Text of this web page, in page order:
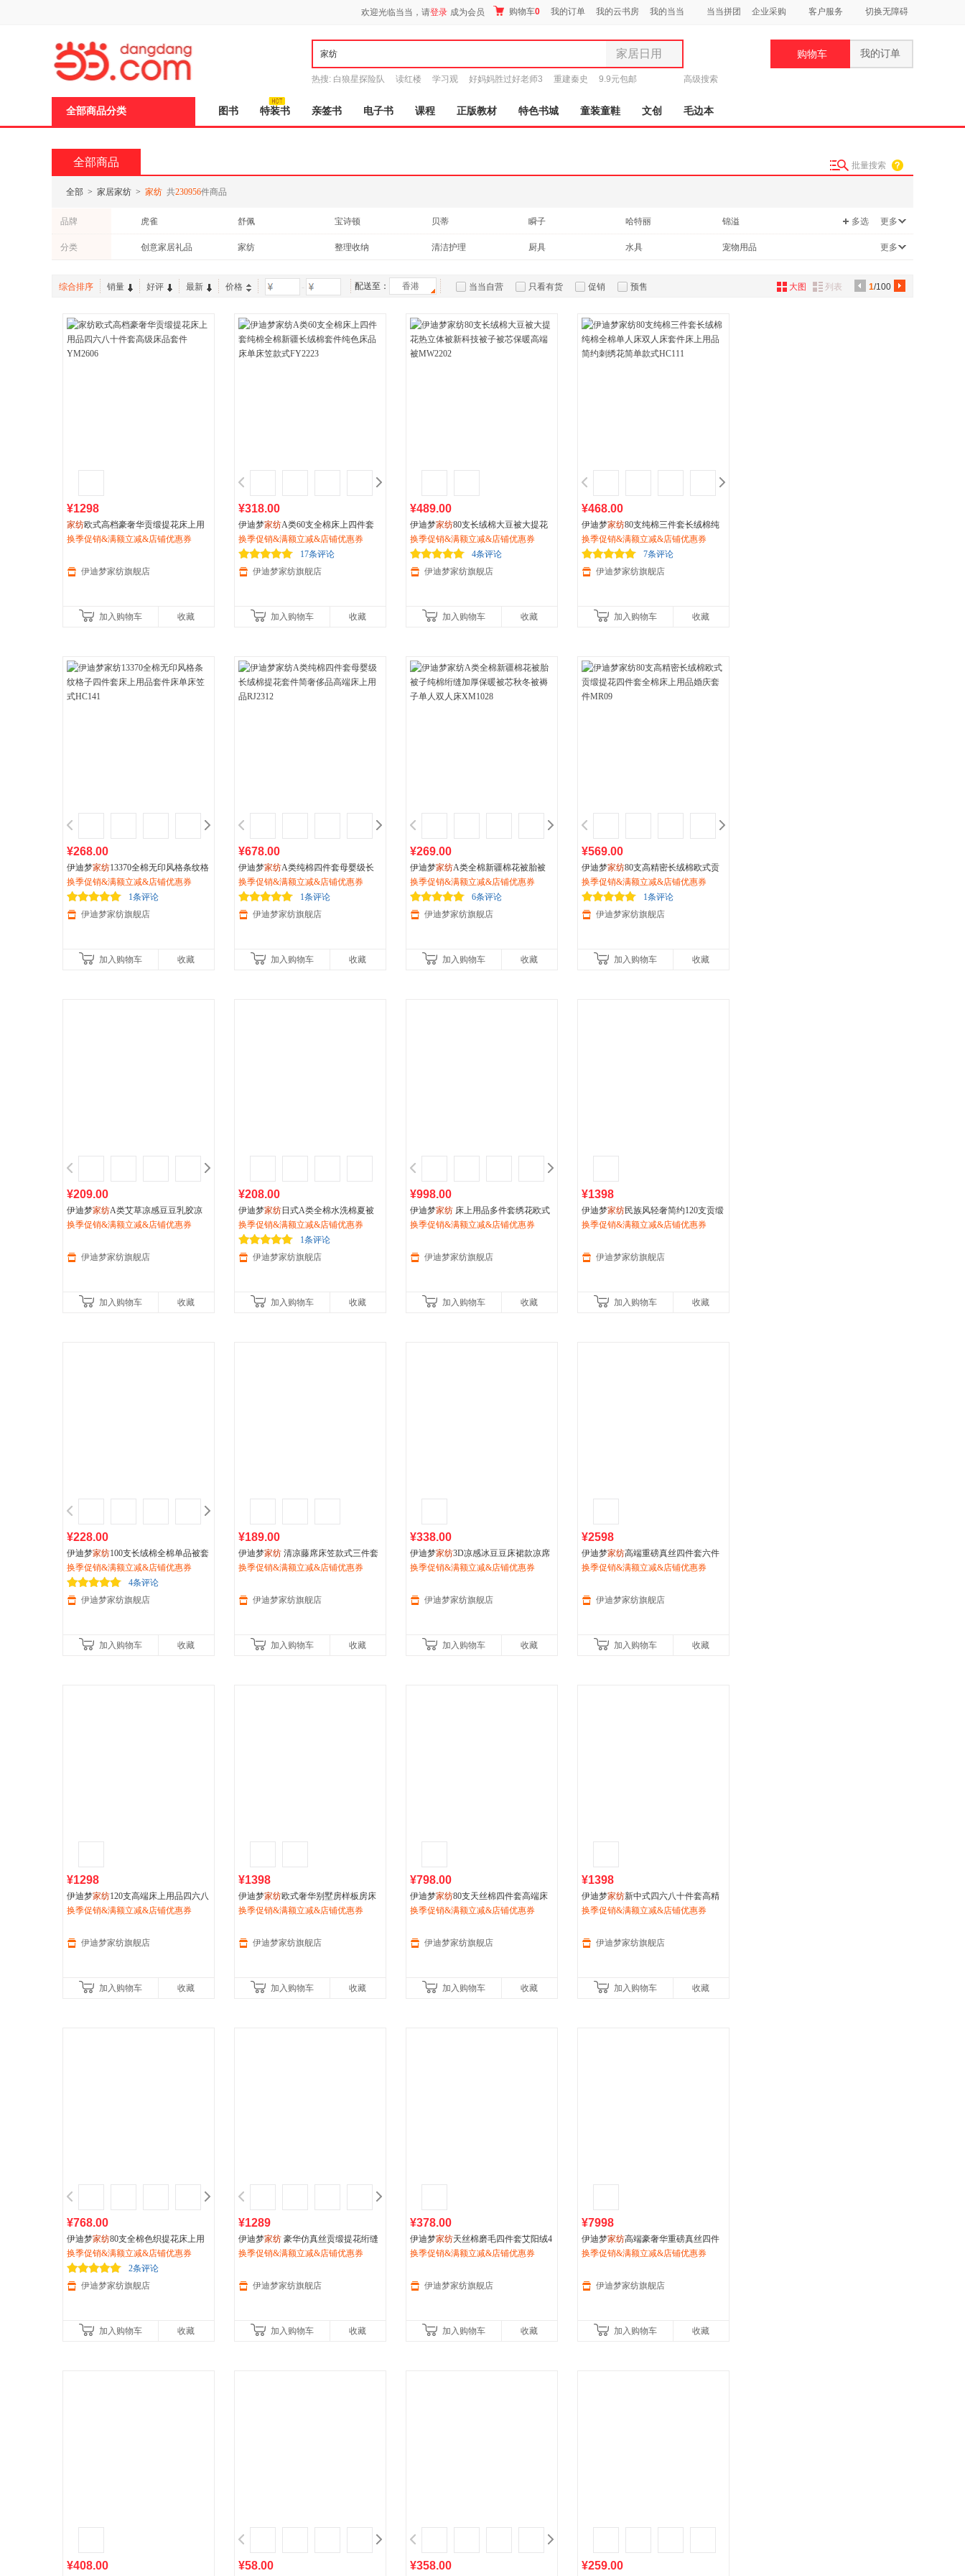
欢迎光临当当，请登录 成为会员 购物车0 我的订单 我的云书房 我的当当 当当拼团 企业采购 客户服务 切换无障碍
家居日用
全部分类
图书
电子书
时尚美妆
童装童鞋
家具装饰
箱包皮具
手表饰品
大家电
热搜: 白狼星探险队 读红楼 学习观 好妈妈胜过好老师3 重建秦史 9.9元包邮 高级搜索
购物车 我的订单
全部商品分类 图书 特装书 亲签书 电子书 课程 正版教材 特色书城 童装童鞋 文创 毛边本
全部商品 批量搜索
全部 > 家居家纺 > 家纺 共230956件商品
品牌 虎雀 舒佩 宝诗顿 贝蒂 瞬子 哈特丽
锦溢
CHE AI REN
CXJ车行健 岸木 贝稚宝贝 伊迪梦 滴露 艾贝
多选 更多
分类 创意家居礼品 家纺 整理收纳 清洁护理 厨具 水具
宠物用品
更多
综合排序 销量 好评 最新 价格 - 配送至： 香港 当当自营 只看有货 促销 预售 1/100
大图 列表
¥1298
家纺欧式高档豪奢华贡缎提花床上用
品四六八十件套高级床品套件YM2606
换季促销&满额立减&店铺优惠券
伊迪梦家纺旗舰店
加入购物车 收藏
¥318.00
伊迪梦家纺A类60支全棉床上四件套
纯棉全棉新疆长绒棉套件纯色床品床
单床笠款式FY2223
换季促销&满额立减&店铺优惠券
17条评论
伊迪梦家纺旗舰店
加入购物车 收藏
¥489.00
伊迪梦家纺80支长绒棉大豆被大提花
热立体被新科技被子被芯保暖高端被
MW2202
换季促销&满额立减&店铺优惠券
4条评论
伊迪梦家纺旗舰店
加入购物车 收藏
¥468.00
伊迪梦家纺80支纯棉三件套长绒棉纯
棉全棉单人床双人床套件床上用品简
约刺绣花简单款式HC111
换季促销&满额立减&店铺优惠券
7条评论
伊迪梦家纺旗舰店
加入购物车 收藏
¥268.00
伊迪梦家纺13370全棉无印风格条纹格
子四件套床上用品套件床单床笠式HC
141
换季促销&满额立减&店铺优惠券
1条评论
伊迪梦家纺旗舰店
加入购物车 收藏
¥678.00
伊迪梦家纺A类纯棉四件套母婴级长
绒棉提花套件简奢侈品高端床上用品R
J2312
换季促销&满额立减&店铺优惠券
1条评论
伊迪梦家纺旗舰店
加入购物车 收藏
¥269.00
伊迪梦家纺A类全棉新疆棉花被胎被
子纯棉绗缝加厚保暖被芯秋冬被褥子
单人双人床XM1028
换季促销&满额立减&店铺优惠券
6条评论
伊迪梦家纺旗舰店
加入购物车 收藏
¥569.00
伊迪梦家纺80支高精密长绒棉欧式贡
缎提花四件套全棉床上用品婚庆套件
MR09
换季促销&满额立减&店铺优惠券
1条评论
伊迪梦家纺旗舰店
加入购物车 收藏
¥209.00
伊迪梦家纺A类艾草凉感豆豆乳胶凉
席可水洗夏凉软席子单双人床包边席
换季促销&满额立减&店铺优惠券
伊迪梦家纺旗舰店
加入购物车 收藏
¥208.00
伊迪梦家纺日式A类全棉水洗棉夏被
密条纹纯棉夏凉被四件套母婴级亲肤B
W2405
换季促销&满额立减&店铺优惠券
1条评论
伊迪梦家纺旗舰店
加入购物车 收藏
¥998.00
伊迪梦家纺 床上用品多件套绣花欧式
色织大提花床单/床盖款式四件套六件
换季促销&满额立减&店铺优惠券
伊迪梦家纺旗舰店
加入购物车 收藏
¥1398
伊迪梦家纺民族风轻奢简约120支贡缎
提花绣花床上用品四六八十件套件ZJ2
换季促销&满额立减&店铺优惠券
伊迪梦家纺旗舰店
加入购物车 收藏
¥228.00
伊迪梦家纺100支长绒棉全棉单品被套
被罩单件轻奢简约活性纯棉单人双人
床RJ601
换季促销&满额立减&店铺优惠券
4条评论
伊迪梦家纺旗舰店
加入购物车 收藏
¥189.00
伊迪梦家纺 清凉藤席床笠款式三件套
粗藤宽包边加厚夏凉席子空调席1.5/1.
换季促销&满额立减&店铺优惠券
伊迪梦家纺旗舰店
加入购物车 收藏
¥338.00
伊迪梦家纺3D凉感冰豆豆床裙款凉席
三件套豆豆席子夏凉床上用品蕾丝边
换季促销&满额立减&店铺优惠券
伊迪梦家纺旗舰店
加入购物车 收藏
¥2598
伊迪梦家纺高端重磅真丝四件套六件
套桑蚕丝天丝提花高级感丝滑裸睡床
换季促销&满额立减&店铺优惠券
伊迪梦家纺旗舰店
加入购物车 收藏
¥1298
伊迪梦家纺120支高端床上用品四六八
十件套仿真丝大套件高端刺绣花边ZJ2
换季促销&满额立减&店铺优惠券
伊迪梦家纺旗舰店
加入购物车 收藏
¥1398
伊迪梦家纺欧式奢华别墅房样板房床
上用品四六八十件套美式高档婚庆多
换季促销&满额立减&店铺优惠券
伊迪梦家纺旗舰店
加入购物车 收藏
¥798.00
伊迪梦家纺80支天丝棉四件套高端床
上用品精品套件贡缎提花卧室馈赠礼
换季促销&满额立减&店铺优惠券
伊迪梦家纺旗舰店
加入购物车 收藏
¥1398
伊迪梦家纺新中式四六八十件套高精
密贡缎提花绣花田园风高档套件婚庆
换季促销&满额立减&店铺优惠券
伊迪梦家纺旗舰店
加入购物车 收藏
¥768.00
伊迪梦家纺80支全棉色织提花床上用
品四件套纯棉大被套六件套大规格床
休闲婚庆BH202
换季促销&满额立减&店铺优惠券
2条评论
伊迪梦家纺旗舰店
加入购物车 收藏
¥1289
伊迪梦家纺 豪华仿真丝贡缎提花绗缝
夹棉绣花床上用品 四件套五件套六件
换季促销&满额立减&店铺优惠券
伊迪梦家纺旗舰店
加入购物车 收藏
¥378.00
伊迪梦家纺天丝棉磨毛四件套艾阳绒4
件套数码印花秋冬季加厚保暖床品SF2
换季促销&满额立减&店铺优惠券
伊迪梦家纺旗舰店
加入购物车 收藏
¥7998
伊迪梦家纺高端豪奢华重磅真丝四件
套桑蚕丝高档提花丝绸床上用品套件B
换季促销&满额立减&店铺优惠券
伊迪梦家纺旗舰店
加入购物车 收藏
¥408.00 ¥58.00 ¥358.00 ¥259.00
页